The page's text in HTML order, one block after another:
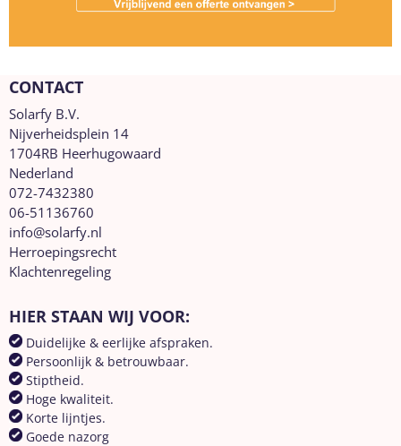
CONTACT
Solarfy B.V.
Nijverheidsplein 14
1704RB Heerhugowaard
Nederland
072-7432380
06-51136760
info@solarfy.nl
Herroepingsrecht
Klachtenregeling
HIER STAAN WIJ VOOR:
Duidelijke & eerlijke afspraken.
Persoonlijk & betrouwbaar.
Stiptheid.
Hoge kwaliteit.
Korte lijntjes.
Goede nazorg